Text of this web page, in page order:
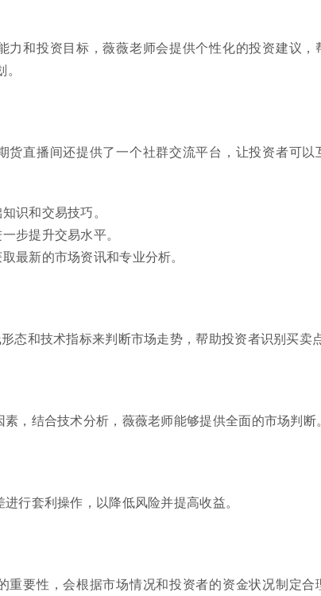
力和投资目标，薇薇老师会提供个性化的投资建议，
货直播间还提供了一个社群交流平台，让投资者可以
识和交易技巧。
步提升交易水平。
最新的市场资讯和专业分析。
态和技术指标来判断市场走势，帮助投资者识别买卖
，结合技术分析，薇薇老师能够提供全面的市场判断
行套利操作，以降低风险并提高收益。
重要性，会根据市场情况和投资者的资金状况制定合